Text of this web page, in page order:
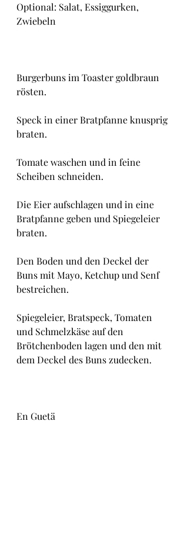
Optional: Salat, Essiggurken,
Zwiebeln
Burgerbuns im Toaster goldbraun
rösten.
Speck in einer Bratpfanne knusprig
braten.
Tomate waschen und in feine
Scheiben schneiden.
Die Eier aufschlagen und in eine
Bratpfanne geben und Spiegeleier
braten.
Den Boden und den Deckel der
Buns mit Mayo, Ketchup und Senf
bestreichen.
Spiegeleier, Bratspeck, Tomaten
und Schmelzkäse auf den
Brötchenboden lagen und den mit
dem Deckel des Buns zudecken.
En Guetä